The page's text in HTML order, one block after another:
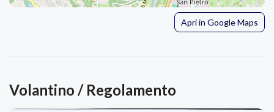
Apri in Google Maps
Volantino / Regolamento